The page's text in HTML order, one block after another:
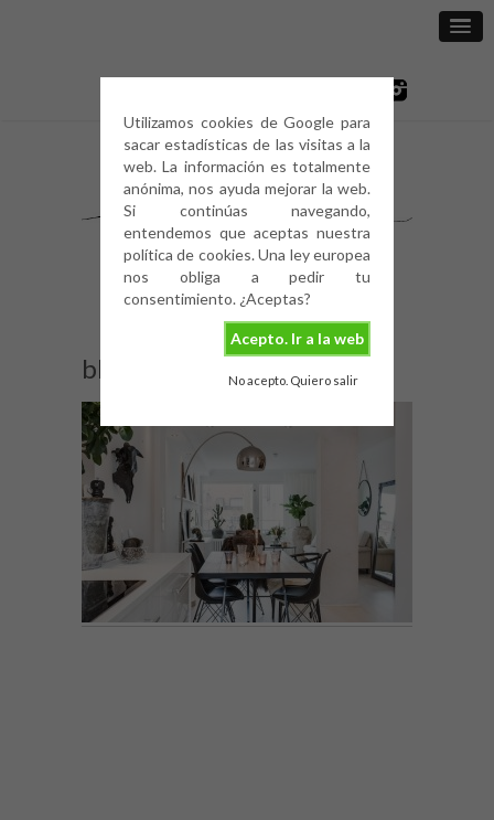
Utilizamos cookies de Google para
sacar estadísticas de las visitas a la
web. La información es totalmente
anónima, nos ayuda mejorar la web.
Si continúas navegando,
entendemos que aceptas nuestra
política de cookies. Una ley europea
nos obliga a pedir tu
consentimiento. ¿Aceptas?
Acepto. Ir a la web
No acepto. Quiero salir
blanco-y-negro-2